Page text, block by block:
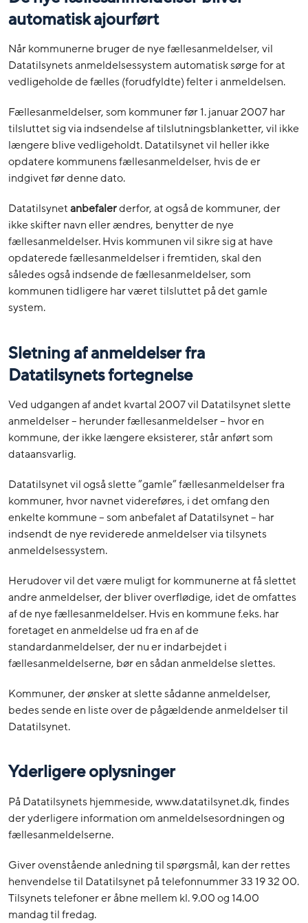
automatisk ajourført
Når kommunerne bruger de nye fællesanmeldelser, vil
Datatilsynets anmeldelsessystem automatisk sørge for at
vedligeholde de fælles (forudfyldte) felter i anmeldelsen.
Fællesanmeldelser, som kommuner før 1. januar 2007 har
tilsluttet sig via indsendelse af tilslutningsblanketter, vil ikke
længere blive vedligeholdt. Datatilsynet vil heller ikke
opdatere kommunens fællesanmeldelser, hvis de er
indgivet før denne dato.
Datatilsynetanbefalerderfor, at også de kommuner, der
ikke skifter navn eller ændres, benytter de nye
fællesanmeldelser. Hvis kommunen vil sikre sig at have
opdaterede fællesanmeldelser i fremtiden, skal den
således også indsende de fællesanmeldelser, som
kommunen tidligere har været tilsluttet på det gamle
system.
Sletning af anmeldelser fra
Datatilsynets fortegnelse
Ved udgangen af andet kvartal 2007 vil Datatilsynet slette
anmeldelser – herunder fællesanmeldelser – hvor en
kommune, der ikke længere eksisterer, står anført som
dataansvarlig.
Datatilsynet vil også slette ”gamle” fællesanmeldelser fra
kommuner, hvor navnet videreføres, i det omfang den
enkelte kommune – som anbefalet af Datatilsynet – har
indsendt de nye reviderede anmeldelser via tilsynets
anmeldelsessystem.
Herudover vil det være muligt for kommunerne at få slettet
andre anmeldelser, der bliver overflødige, idet de omfattes
af de nye fællesanmeldelser. Hvis en kommune f.eks. har
foretaget en anmeldelse ud fra en af de
standardanmeldelser, der nu er indarbejdet i
fællesanmeldelserne, bør en sådan anmeldelse slettes.
Kommuner, der ønsker at slette sådanne anmeldelser,
bedes sende en liste over de pågældende anmeldelser til
Datatilsynet.
Yderligere oplysninger
På Datatilsynets hjemmeside, www.datatilsynet.dk, findes
der yderligere information om anmeldelsesordningen og
fællesanmeldelserne.
Giver ovenstående anledning til spørgsmål, kan der rettes
henvendelse til Datatilsynet på telefonnummer 33 19 32 00.
Tilsynets telefoner er åbne mellem kl. 9.00 og 14.00
mandag til fredag.